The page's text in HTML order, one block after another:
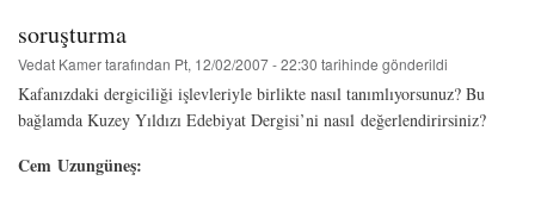
soruşturma
Vedat Kamertarafından Pt, 12/02/2007 - 22:30 tarihinde gönderildi
Kafanızdaki dergiciliği işlevleriyle birlikte nasıl tanımlıyorsunuz? Bu
bağlamda Kuzey Yıldızı Edebiyat Dergisi’ni nasıl değerlendirirsiniz?
Cem Uzungüneş: